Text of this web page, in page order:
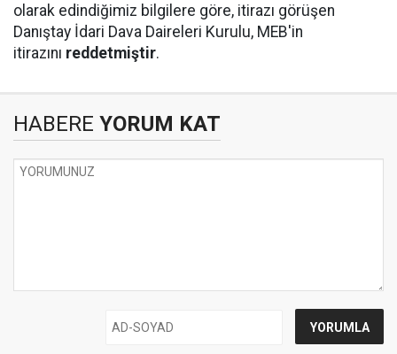
olarak edindiğimiz bilgilere göre, itirazı görüşen
Danıştay İdari Dava Daireleri Kurulu, MEB'in
itirazını reddetmiştir.
HABERE YORUM KAT